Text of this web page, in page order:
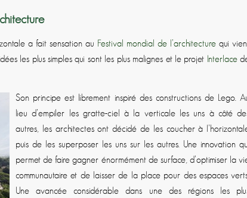
a fait sensation au Festival mondial de l’architecture qui
les plus simples qui sont les plus malignes et le projet Interlace
Son principe est librement inspiré des constructions de Lego.
lieu d’empiler les gratte-ciel à la verticale les uns à côté
autres, les architectes ont décidé de les coucher à
puis de les superposer les uns sur les autres. Une innovation
permet de faire gagner énormément de surface, d’optimiser la
communautaire et de laisser de la place pour des espaces
Une avancée considérable dans une des régions les